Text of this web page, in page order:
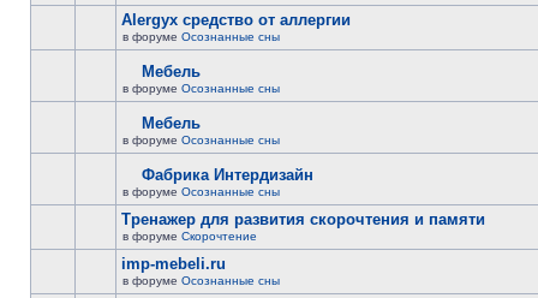
Alergyx средство от аллергии
в форуме Осознанные сны
Мебель
в форуме Осознанные сны
Мебель
в форуме Осознанные сны
Фабрика Интердизайн
в форуме Осознанные сны
Тренажер для развития скорочтения и памяти
в форуме Скорочтение
imp-mebeli.ru
в форуме Осознанные сны